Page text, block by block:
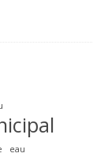
eau